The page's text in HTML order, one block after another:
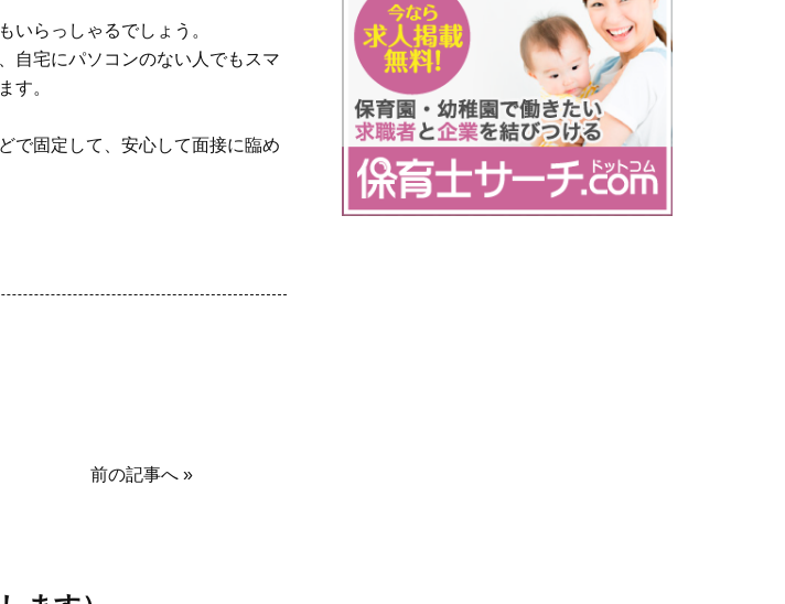
いらっしゃるでしょう。
自宅にパソコンのない人でもスマ
す。
で固定して、安心して面接に臨め
前の記事へ»